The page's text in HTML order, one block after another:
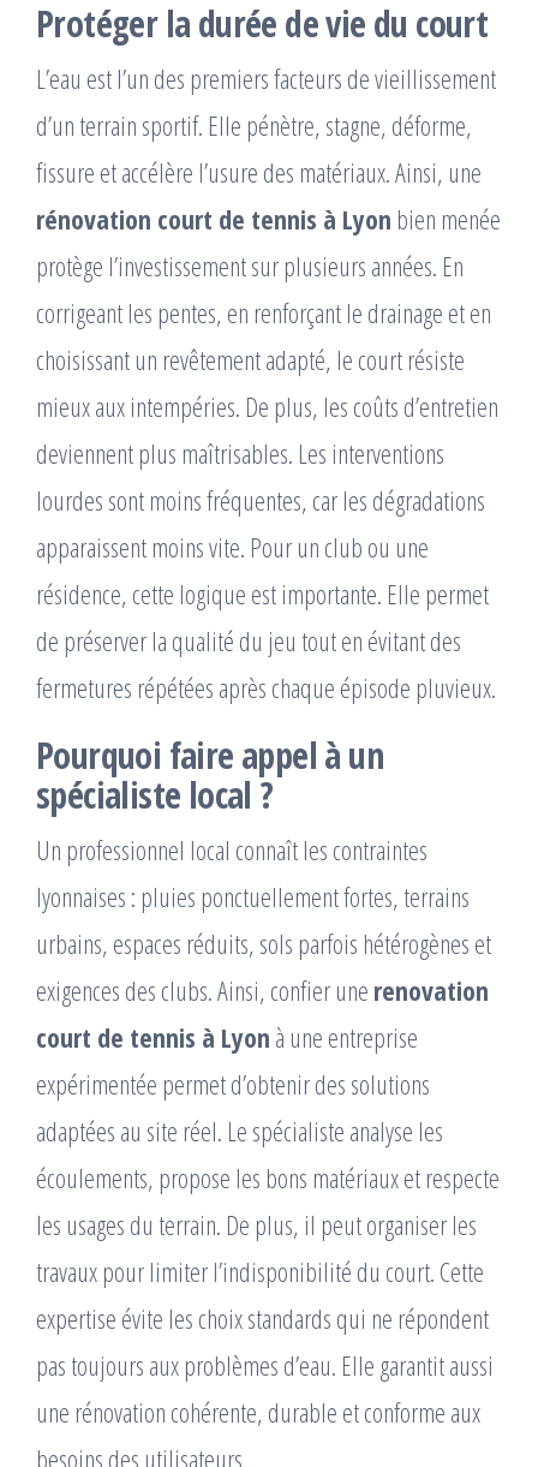
Protéger la durée de vie du court
L’eau est l’un des premiers facteurs de vieillissement
d’un terrain sportif. Elle pénètre, stagne, déforme,
fissure et accélère l’usure des matériaux. Ainsi, une
rénovation court de tennis à Lyon bien menée
protège l’investissement sur plusieurs années. En
corrigeant les pentes, en renforçant le drainage et en
choisissant un revêtement adapté, le court résiste
mieux aux intempéries. De plus, les coûts d’entretien
deviennent plus maîtrisables. Les interventions
lourdes sont moins fréquentes, car les dégradations
apparaissent moins vite. Pour un club ou une
résidence, cette logique est importante. Elle permet
de préserver la qualité du jeu tout en évitant des
fermetures répétées après chaque épisode pluvieux.
Pourquoi faire appel à un
spécialiste local ?
Un professionnel local connaît les contraintes
lyonnaises : pluies ponctuellement fortes, terrains
urbains, espaces réduits, sols parfois hétérogènes et
exigences des clubs. Ainsi, confier une renovation
court de tennis à Lyon à une entreprise
expérimentée permet d’obtenir des solutions
adaptées au site réel. Le spécialiste analyse les
écoulements, propose les bons matériaux et respecte
les usages du terrain. De plus, il peut organiser les
travaux pour limiter l’indisponibilité du court. Cette
expertise évite les choix standards qui ne répondent
pas toujours aux problèmes d’eau. Elle garantit aussi
une rénovation cohérente, durable et conforme aux
besoins des utilisateurs.